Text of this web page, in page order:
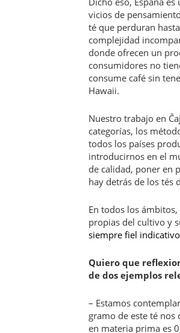
vicios de
té que perduran
complejidad
donde ofrecen un
consumidores no
consume café sin
Hawaii.
Nuestro trabajo en
categorías, los
todos los países
introducirnos en el
de calidad, poner en
hay detrás de los tés
En todos los
propias del cultivo y
siempre fiel
Quiero que
de dos ejemplos
– Estamos
gramo de este té
en materia prima es